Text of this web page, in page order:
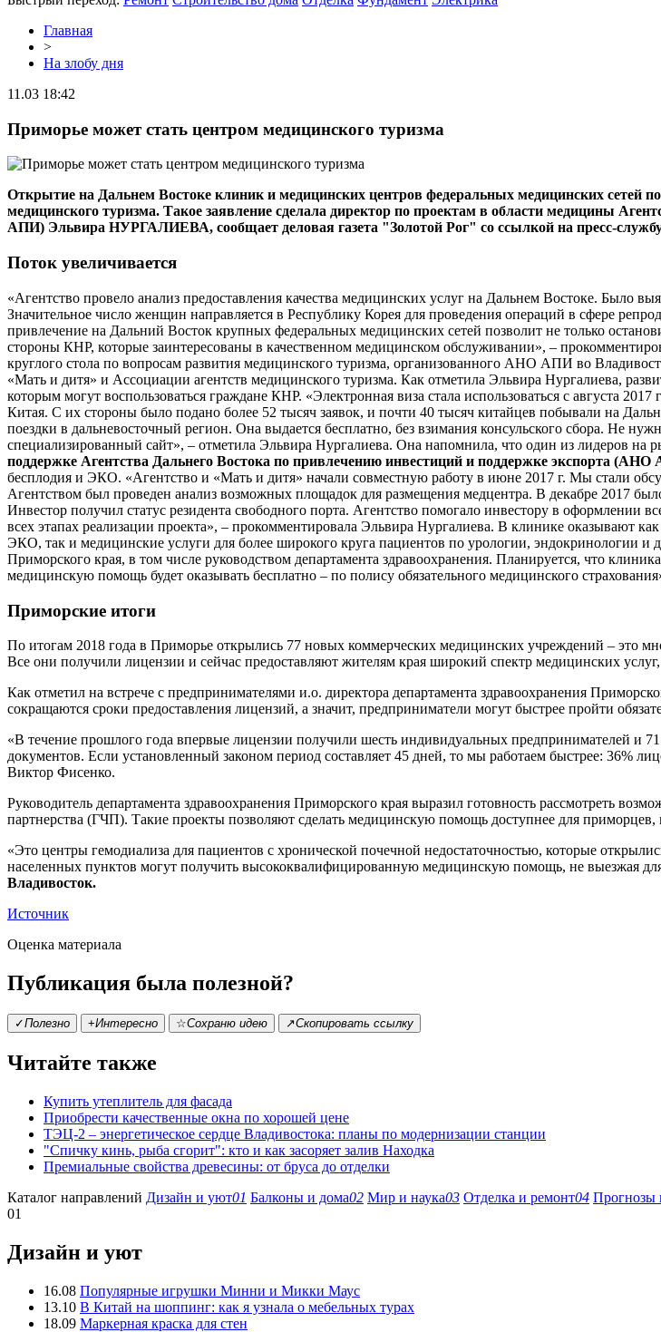
Главная
>
На злобу дня
11.03 18:42
Приморье может стать центром медицинского туризма
Открытие на Дальнем Востоке клиник и медицинских центров федеральных медицинских сетей
медицинского туризма. Такое заявление сделала директор по проектам в области медицины
АПИ) Эльвира НУРГАЛИЕВА, сообщает деловая газета "Золотой Рог" со ссылкой на пресс-
Поток увеличивается
«Агентство провело анализ предоставления качества медицинских услуг на Дальнем Востоке. Было
Значительное число женщин направляется в Республику Корея для проведения операций в сфере
привлечение на Дальний Восток крупных федеральных медицинских сетей позволит не только
стороны КНР, которые заинтересованы в качественном медицинском обслуживании», –
круглого стола по вопросам развития медицинского туризма, организованного АНО АПИ во
«Мать и дитя» и Ассоциации агентств медицинского туризма. Как отметила Эльвира Нургалиева,
которым могут воспользоваться граждане КНР. «Электронная виза стала использоваться с августа
Китая. С их стороны было подано более 52 тысяч заявок, и почти 40 тысяч китайцев побывали на
поездки в дальневосточный регион. Она выдается бесплатно, без взимания консульского сбора. Не
специализированный сайт», – отметила Эльвира Нургалиева. Она напомнила, что один из лидеров на
поддержке Агентства Дальнего Востока по привлечению инвестиций и поддержке экспорта
бесплодия и ЭКО. «Агентство и «Мать и дитя» начали совместную работу в июне 2017 г. Мы стали
Агентством был проведен анализ возможных площадок для размещения медцентра. В декабре 2017
Инвестор получил статус резидента свободного порта. Агентство помогало инвестору в оформлении
всех этапах реализации проекта», – прокомментировала Эльвира Нургалиева. В клинике оказывают
ЭКО, так и медицинские услуги для более широкого круга пациентов по урологии, эндокринологии
Приморского края, в том числе руководством департамента здравоохранения. Планируется, что
медицинскую помощь будет оказывать бесплатно – по полису обязательного медицинского
Приморские итоги
По итогам 2018 года в Приморье открылись 77 новых коммерческих медицинских учреждений – это
Все они получили лицензии и сейчас предоставляют жителям края широкий спектр медицинских
Как отметил на встрече с предпринимателями и.о. директора департамента здравоохранения
сокращаются сроки предоставления лицензий, а значит, предприниматели могут быстрее пройти
«В течение прошлого года впервые лицензии получили шесть индивидуальных предпринимателей и
документов. Если установленный законом период составляет 45 дней, то мы работаем быстрее: 36%
Виктор Фисенко.
Руководитель департамента здравоохранения Приморского края выразил готовность рассмотреть
партнерства (ГЧП). Такие проекты позволяют сделать медицинскую помощь доступнее для
«Это центры гемодиализа для пациентов с хронической почечной недостаточностью, которые
населенных пунктов могут получить высококвалифицированную медицинскую помощь, не выезжая
Владивосток.
Источник
Оценка материала
Публикация была полезной?
✓Полезно +Интересно ☆Сохраню идею ↗Скопировать ссылку
Читайте также
Купить утеплитель для фасада
Приобрести качественные окна по хорошей цене
ТЭЦ-2 – энергетическое сердце Владивостока: планы по модернизации станции
"Спичку кинь, рыба сгорит": кто и как засоряет залив Находка
Премиальные свойства древесины: от бруса до отделки
Каталог направлений Дизайн и уют01 Балконы и дома02 Мир и наука03 Отделка и ремонт04 Прогнозы
01
Дизайн и уют
16.08 Популярные игрушки Минни и Микки Маус
13.10 В Китай на шоппинг: как я узнала о мебельных турах
18.09 Маркерная краска для стен